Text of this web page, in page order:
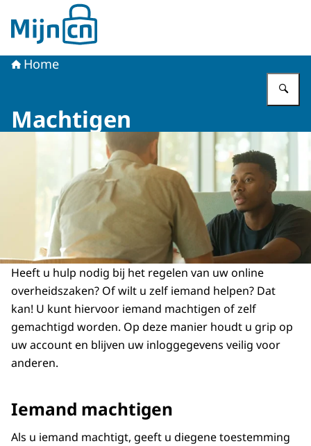
Naar de homepage van MijnCN
Home
Machtigen
Heeft u hulp nodig bij het regelen van uw online
overheidszaken? Of wilt u zelf iemand helpen? Dat
kan! U kunt hiervoor iemand machtigen of zelf
gemachtigd worden. Op deze manier houdt u grip op
uw account en blijven uw inloggegevens veilig voor
anderen.
Iemand machtigen
Als u iemand machtigt, geeft u diegene toestemming